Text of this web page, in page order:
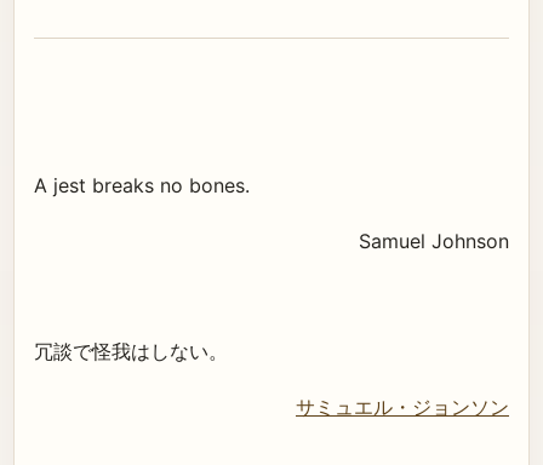
A jest breaks no bones.
Samuel Johnson
冗談で怪我はしない。
サミュエル・ジョンソン